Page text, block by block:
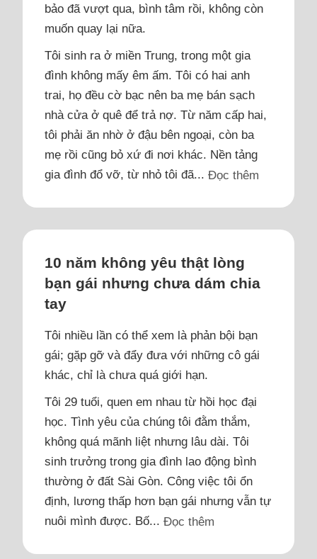
bảo đã vượt qua, bình tâm rồi, không còn
muốn quay lại nữa.
Tôi sinh ra ở miền Trung, trong một gia
đình không mấy êm ấm. Tôi có hai anh
trai, họ đều cờ bạc nên ba mẹ bán sạch
nhà cửa ở quê để trả nợ. Từ năm cấp hai,
tôi phải ăn nhờ ở đậu bên ngoại, còn ba
mẹ rồi cũng bỏ xứ đi nơi khác. Nền tảng
gia đình đổ vỡ, từ nhỏ tôi đã...Đọc thêm
10 năm không yêu thật lòng
bạn gái nhưng chưa dám chia
tay
Tôi nhiều lần có thể xem là phản bội bạn
gái; gặp gỡ và đẩy đưa với những cô gái
khác, chỉ là chưa quá giới hạn.
Tôi 29 tuổi, quen em nhau từ hồi học đại
học. Tình yêu của chúng tôi đằm thắm,
không quá mãnh liệt nhưng lâu dài. Tôi
sinh trưởng trong gia đình lao động bình
thường ở đất Sài Gòn. Công việc tôi ổn
định, lương thấp hơn bạn gái nhưng vẫn tự
nuôi mình được. Bố...Đọc thêm